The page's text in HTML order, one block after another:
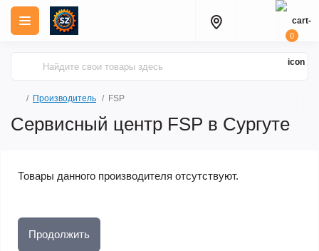
0
Производитель FSP
Сервисный центр FSP в Сургуте
Товары данного производителя отсутствуют.
Продолжить